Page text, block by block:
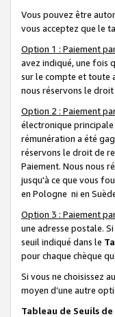
Vous pouvez être
vous acceptez que le
Option 1 : Paiement
avez indiqué, une fois
sur le compte et toute
nous réservons le
Option 2 : Paiement
électronique
rémunération a été
réservons le droit de
Paiement. Nous nous
jusqu'à ce que vous
en Pologne ni en
Option 3 : Paiement
une adresse postale.
seuil indiqué dans le
pour chaque chèque
Si vous ne choisissez
moyen d’une autre
Tableau de Seuils